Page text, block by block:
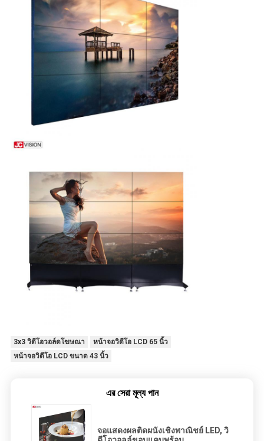
3x3 วิดีโอวอล์ดโฆษณา
หน้าจอวิดีโอ LCD 65 นิ้ว
หน้าจอวิดีโอ LCD ขนาด 43 นิ้ว
এর সেরা মূল্য পান
จอแสดงผลติดผนังเชิงพาณิชย์ LED, วิ